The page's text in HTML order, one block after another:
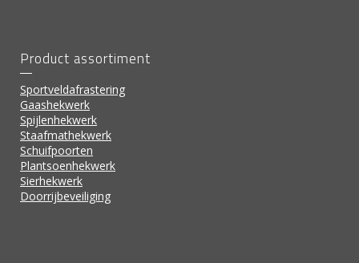
Product assortiment
Sportveldafrastering
Gaashekwerk
Spijlenhekwerk
Staafmathekwerk
Schuifpoorten
Plantsoenhekwerk
Sierhekwerk
Doorrijbeveiliging